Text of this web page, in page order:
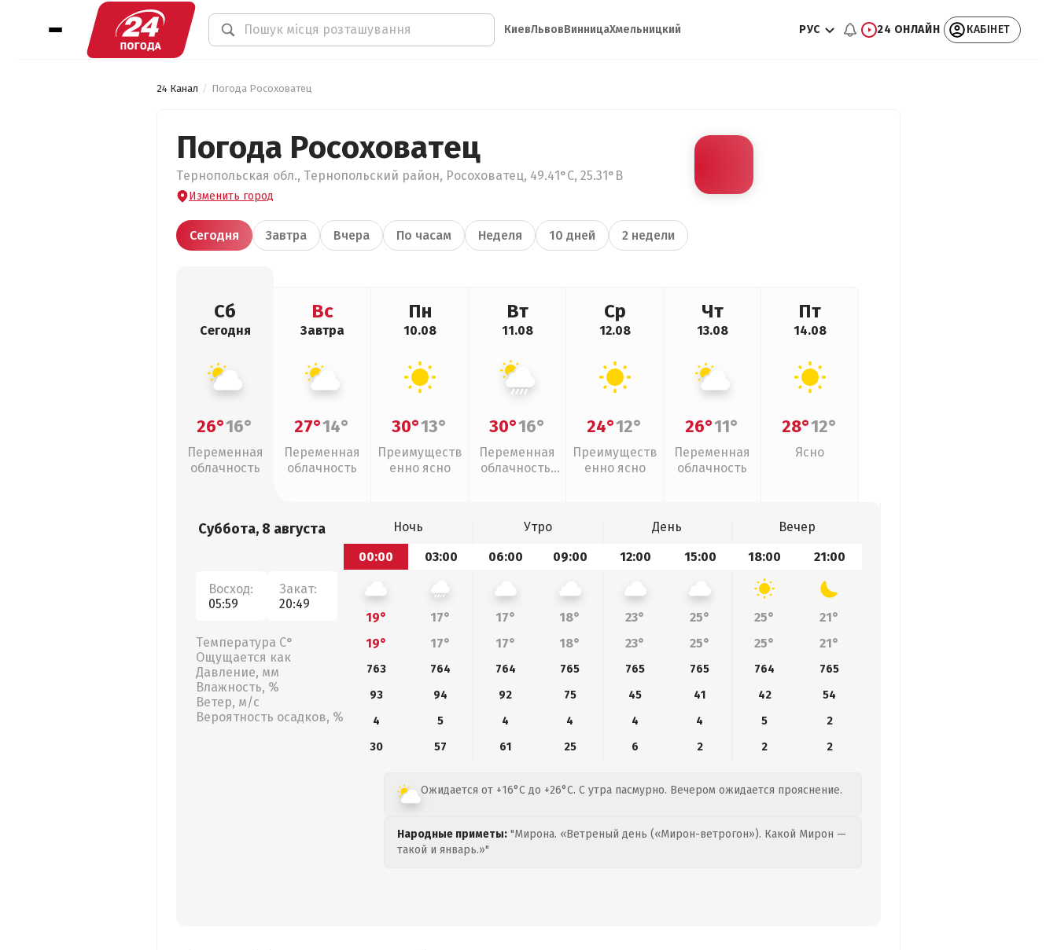
КиевЛьвовВинницаХмельницкий РУС 24 ОНЛАЙН КАБІНЕТ
24 Канал Погода Росоховатец
Погода Росоховатец
Тернопольская обл., Тернопольский район, Росоховатец, 49.41°С, 25.31°В
Изменить город
Сегодня Завтра Вчера По часам Неделя 10 дней 2 недели
Сб
Сегодня
26°16°
Переменная
облачность
Вс
Завтра
27°14°
Переменная
облачность
Пн
10.08
30°13°
Преимуществ
енно ясно
Вт
11.08
30°16°
Переменная
облачность,
Ср
12.08
24°12°
Преимуществ
енно ясно
Чт
13.08
26°11°
Переменная
облачность
Пт
14.08
28°12°
Ясно
Суббота, 8 августа
Восход:
05:59
Закат:
20:49
Температура С°
Ощущается как
Давление, мм
Влажность, %
Ветер, м/с
Вероятность осадков, %
Ночь Утро День
Вечер
00:00
03:00 06:00 09:00 12:00 15:00 18:00 21:00
19° 17° 17° 18° 23° 25° 25°
21°
19°
17° 17° 18° 23° 25° 25° 21°
763 764 764 765 765 765 764
765
93
94 92 75 45 41 42
54
4
5 4 4 4 4 5
2
30
57 61 25 6 2 2 2
Ожидается от +16°C до +26°C. С утра пасмурно. Вечером ожидается прояснение.
Народные приметы: "Мирона. «Ветреный день («Мирон-ветрогон»). Какой Мирон —
такой и январь.»"